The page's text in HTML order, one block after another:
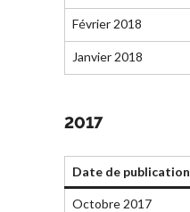
Février 2018
Janvier 2018
2017
Date de publication
Octobre 2017